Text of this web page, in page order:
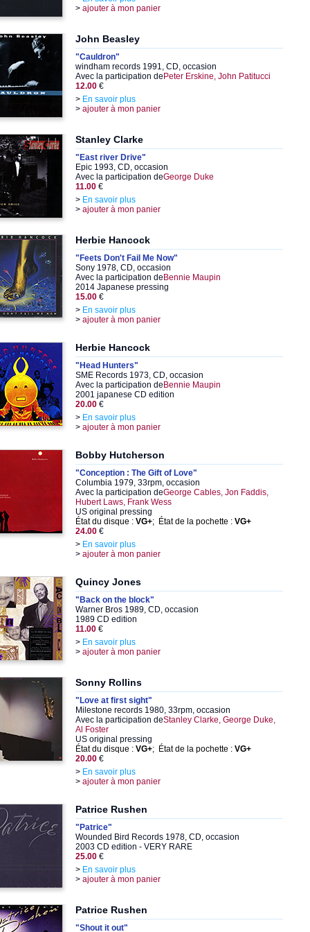
> ajouter à mon panier
John Beasley
"Cauldron"
windham records 1991, CD, occasion
Avec la participation de Peter Erskine, John Patitucci
12.00 €
> En savoir plus
> ajouter à mon panier
Stanley Clarke
"East river Drive"
Epic 1993, CD, occasion
Avec la participation deGeorge Duke
11.00 €
> En savoir plus
> ajouter à mon panier
Herbie Hancock
"Feets Don't Fail Me Now"
Sony 1978, CD, occasion
Avec la participation de Bennie Maupin
2014 Japanese pressing
15.00 €
> En savoir plus
> ajouter à mon panier
Herbie Hancock
"Head Hunters"
SME Records 1973, CD, occasion
Avec la participation de Bennie Maupin
2001 japanese CD edition
20.00 €
> En savoir plus
> ajouter à mon panier
Bobby Hutcherson
"Conception : The Gift of Love"
Columbia 1979, 33rpm, occasion
Avec la participation deGeorge Cables, Jon Faddis,
Hubert Laws, Frank Wess
US original pressing
État du disque : VG+; État de la pochette : VG+
24.00 €
> En savoir plus
> ajouter à mon panier
Quincy Jones
"Back on the block"
Warner Bros 1989, CD, occasion
1989 CD edition
11.00 €
> En savoir plus
> ajouter à mon panier
Sonny Rollins
"Love at first sight"
Milestone records 1980, 33rpm, occasion
Avec la participation deStanley Clarke, George Duke,
Al Foster
US original pressing
État du disque : VG+; État de la pochette : VG+
20.00 €
> En savoir plus
> ajouter à mon panier
Patrice Rushen
"Patrice"
Wounded Bird Records 1978, CD, occasion
2003 CD edition - VERY RARE
25.00 €
> En savoir plus
> ajouter à mon panier
Patrice Rushen
"Shout it out"